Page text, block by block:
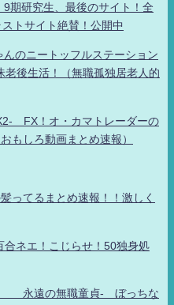
期研究生、最後のサイト！全
トサイト絶賛！公開中
のニートッフルステーション
老後生活！（無職孤独居老人的
FX！オ・カマトレーダーの
もしろ動画まとめ速報）
ってるまとめ速報！！激しく
合ネエ！こじらせ！50独身処
永遠の無職童貞- ぼっちな